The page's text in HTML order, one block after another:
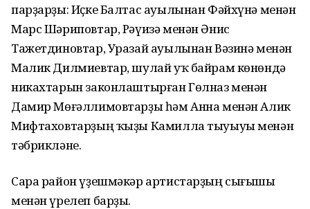
парҙарҙы: Иҫке Балтас ауылынан Фәйхүнә менән
Марс Шәриповтар, Рәүизә менән Әнис
Тажетдиновтар, Уразай ауылынан Вәзинә менән
Малик Дилмиевтар, шулай уҡ байрам көнөндә
никахтарын законлаштырған Гөлназ менән
Дамир Мөғәллимовтарҙы һәм Анна менән Алик
Мифтаховтарҙың ҡыҙы Камилла тыуыуы менән
тәбрикләне.
Сара район үҙешмәкәр артистарҙың сығышы
менән үрелеп барҙы.